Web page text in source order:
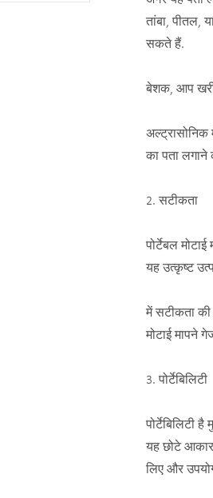
तांबा, पीतल,
सकते हैं.
बेशक, आप
का पता
2. सटीकता
पोर्टेबल
यह उत्कृष्ट
में सटीकता की
मोटाई मापने
3. पोर्टेबिलिटी
पोर्टेबिलिटी
यह छोटे
लिए और